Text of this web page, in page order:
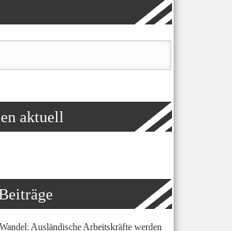
aktuell
Ausländische Arbeitskräfte werden